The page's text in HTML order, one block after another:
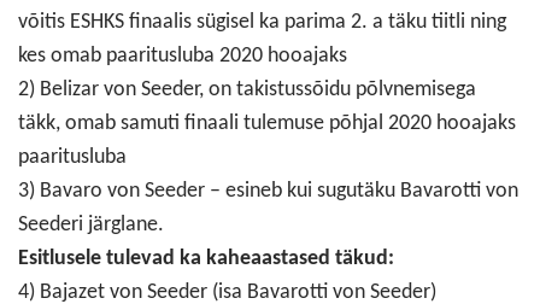
võitis ESHKS finaalis sügisel ka parima 2. a täku tiitli ning
kes omab paaritusluba 2020 hooajaks
2) Belizar von Seeder, on takistussõidu põlvnemisega
täkk, omab samuti finaali tulemuse põhjal 2020 hooajaks
paaritusluba
3) Bavaro von Seeder – esineb kui sugutäku Bavarotti von
Seederi järglane.
Esitlusele tulevad ka kaheaastased täkud:
4) Bajazet von Seeder (isa Bavarotti von Seeder)